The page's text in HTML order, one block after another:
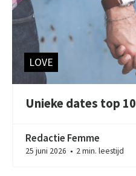
LOVE
Unieke dates top 10
Redactie Femme
25 juni 2026 ● 2 min. leestijd